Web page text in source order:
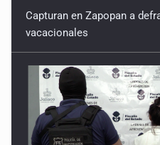
vacacionales